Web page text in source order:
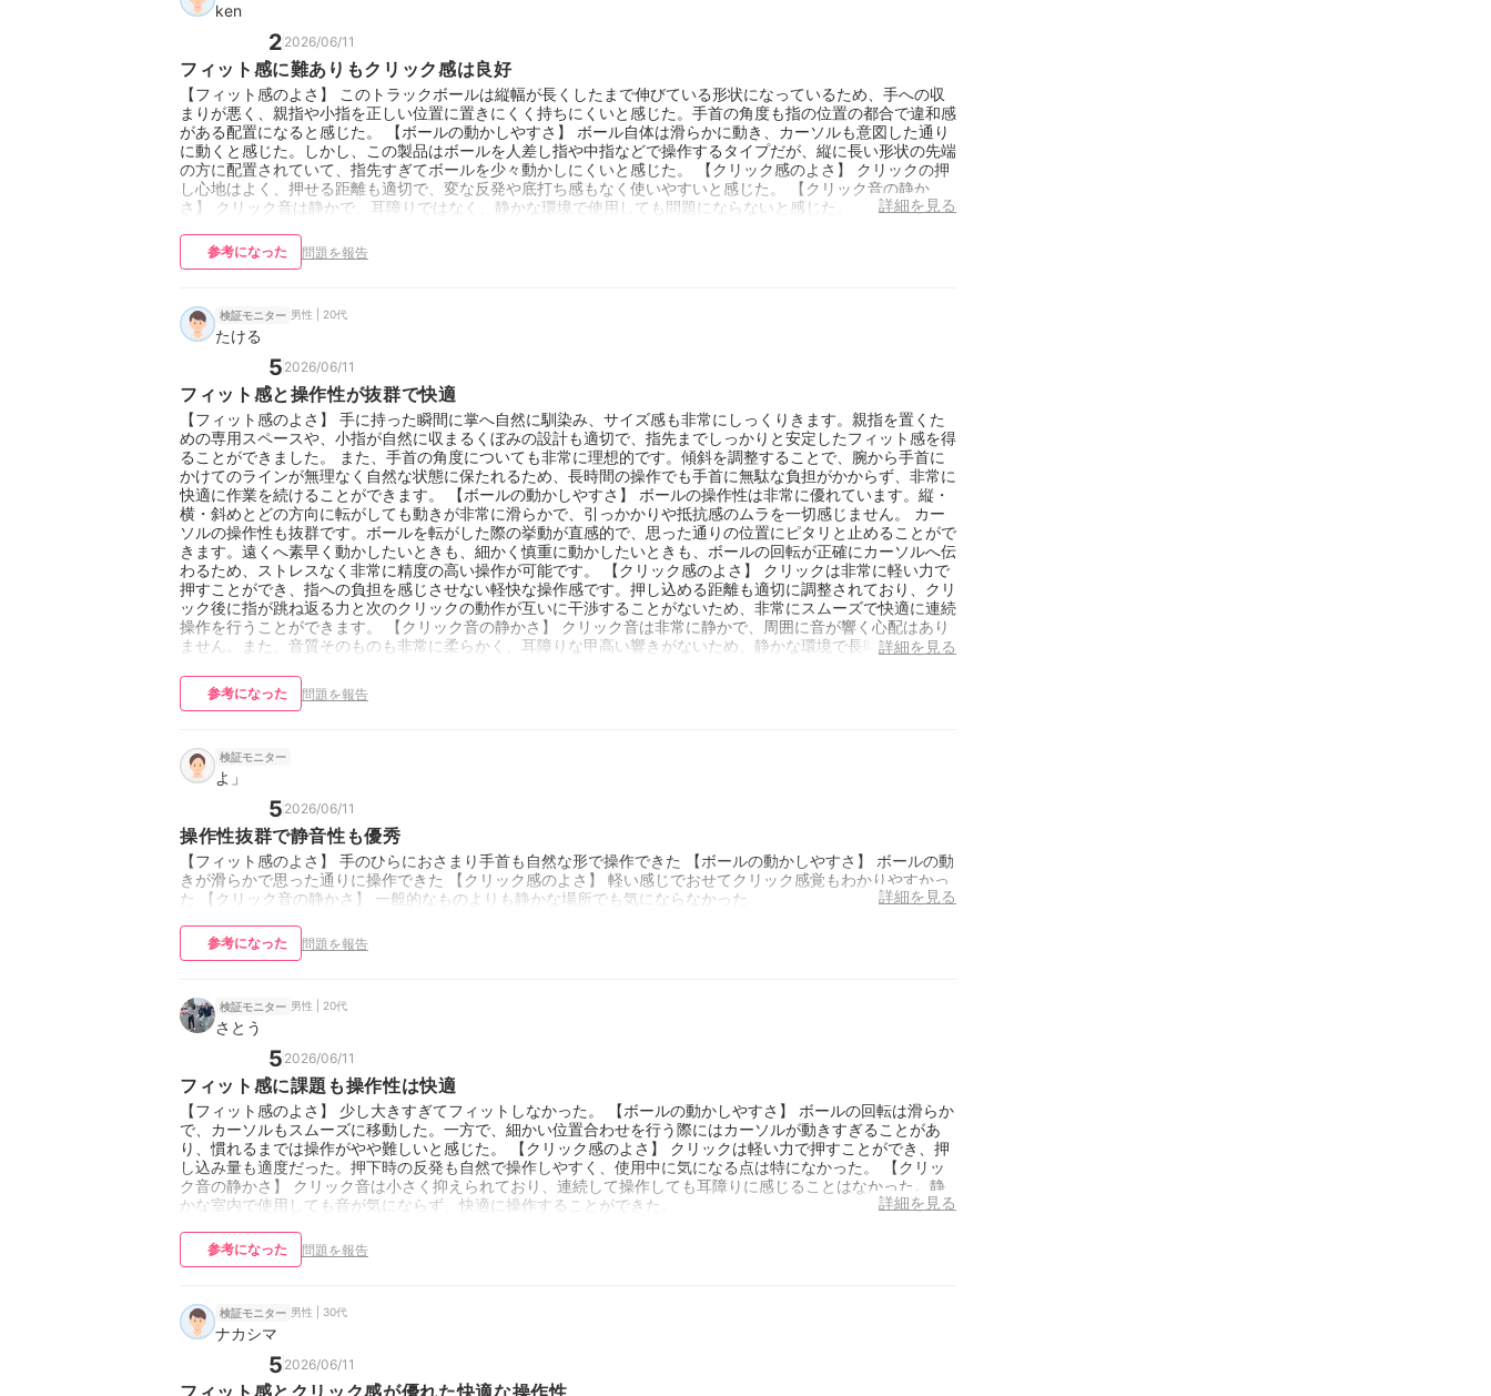
ken
2 2026/06/11
フィット感に難ありもクリック感は良好
【フィット感のよさ】 このトラックボールは縦幅が長くしたまで伸びている形状になっているため、手への収
まりが悪く、親指や小指を正しい位置に置きにくく持ちにくいと感じた。手首の角度も指の位置の都合で違和感
がある配置になると感じた。 【ボールの動かしやすさ】 ボール自体は滑らかに動き、カーソルも意図した通り
に動くと感じた。しかし、この製品はボールを人差し指や中指などで操作するタイプだが、縦に長い形状の先端
の方に配置されていて、指先すぎてボールを少々動かしにくいと感じた。 【クリック感のよさ】 クリックの押
し心地はよく、押せる距離も適切で、変な反発や底打ち感もなく使いやすいと感じた。 【クリック音の静か
さ】 クリック音は静かで、耳障りではなく、静かな環境で使用しても問題にならないと感じた。
詳細を見る
参考になった 問題を報告
検証モニター 男性 | 20代
たける
5 2026/06/11
フィット感と操作性が抜群で快適
【フィット感のよさ】 手に持った瞬間に掌へ自然に馴染み、サイズ感も非常にしっくりきます。親指を置くた
めの専用スペースや、小指が自然に収まるくぼみの設計も適切で、指先までしっかりと安定したフィット感を得
ることができました。 また、手首の角度についても非常に理想的です。傾斜を調整することで、腕から手首に
かけてのラインが無理なく自然な状態に保たれるため、長時間の操作でも手首に無駄な負担がかからず、非常に
快適に作業を続けることができます。 【ボールの動かしやすさ】 ボールの操作性は非常に優れています。縦・
横・斜めとどの方向に転がしても動きが非常に滑らかで、引っかかりや抵抗感のムラを一切感じません。 カー
ソルの操作性も抜群です。ボールを転がした際の挙動が直感的で、思った通りの位置にピタリと止めることがで
きます。遠くへ素早く動かしたいときも、細かく慎重に動かしたいときも、ボールの回転が正確にカーソルへ伝
わるため、ストレスなく非常に精度の高い操作が可能です。 【クリック感のよさ】 クリックは非常に軽い力で
押すことができ、指への負担を感じさせない軽快な操作感です。押し込める距離も適切に調整されており、クリ
ック後に指が跳ね返る力と次のクリックの動作が互いに干渉することがないため、非常にスムーズで快適に連続
操作を行うことができます。 【クリック音の静かさ】 クリック音は非常に静かで、周囲に音が響く心配はあり
ません。また、音質そのものも非常に柔らかく、耳障りな甲高い響きがないため、静かな環境で長時間使用して
詳細を見る
参考になった 問題を報告
検証モニター
よ」
5 2026/06/11
操作性抜群で静音性も優秀
【フィット感のよさ】 手のひらにおさまり手首も自然な形で操作できた 【ボールの動かしやすさ】 ボールの動
きが滑らかで思った通りに操作できた 【クリック感のよさ】 軽い感じでおせてクリック感覚もわかりやすかっ
た 【クリック音の静かさ】 一般的なものよりも静かな場所でも気にならなかった
詳細を見る
参考になった 問題を報告
検証モニター 男性 | 20代
さとう
5 2026/06/11
フィット感に課題も操作性は快適
【フィット感のよさ】 少し大きすぎてフィットしなかった。 【ボールの動かしやすさ】 ボールの回転は滑らか
で、カーソルもスムーズに移動した。一方で、細かい位置合わせを行う際にはカーソルが動きすぎることがあ
り、慣れるまでは操作がやや難しいと感じた。 【クリック感のよさ】 クリックは軽い力で押すことができ、押
し込み量も適度だった。押下時の反発も自然で操作しやすく、使用中に気になる点は特になかった。 【クリッ
ク音の静かさ】 クリック音は小さく抑えられており、連続して操作しても耳障りに感じることはなかった。静
かな室内で使用しても音が気にならず、快適に操作することができた。
詳細を見る
参考になった 問題を報告
検証モニター 男性 | 30代
ナカシマ
5 2026/06/11
フィット感とクリック感が優れた快適な操作性